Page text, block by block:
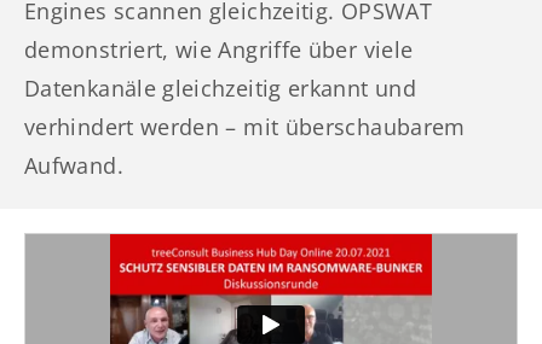
Engines scannen gleichzeitig. OPSWAT
demonstriert, wie Angriffe über viele
Datenkanäle gleichzeitig erkannt und
verhindert werden – mit überschaubarem
Aufwand.